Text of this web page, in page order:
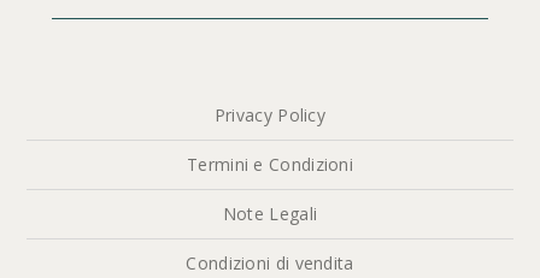
Privacy Policy
Termini e Condizioni
Note Legali
Condizioni di vendita